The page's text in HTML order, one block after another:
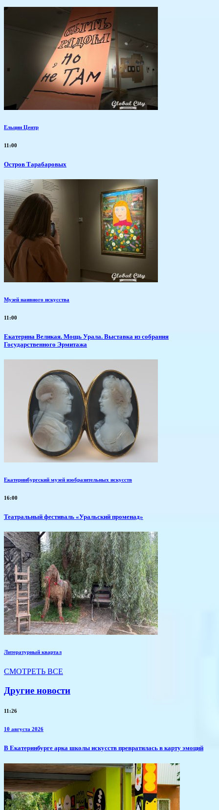
Ельцин Центр
11:00
Остров Тарабаровых
Музей наивного искусства
11:00
​Екатерина Великая. Мощь Урала. Выставка из собрания
Государственного Эрмитажа
Екатеринбургский музей изобразительных искусств
16:00
Театральный фестиваль «Уральский променад»
Литературный квартал
СМОТРЕТЬ ВСЕ
Другие новости
11:26
10 августа 2026
​В Екатеринбурге арка школы искусств превратилась в карту эмоций